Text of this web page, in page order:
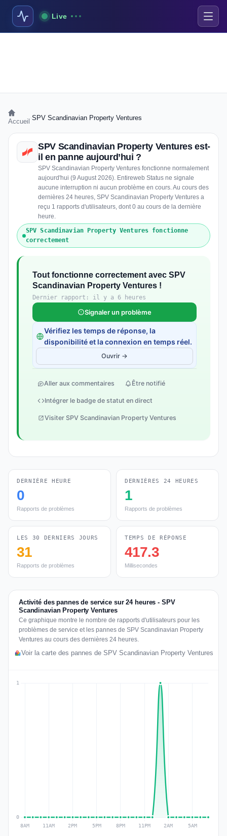
Live
Accueil SPV Scandinavian Property Ventures
SPV Scandinavian Property Ventures est-
il en panne aujourd’hui ?
SPV Scandinavian Property Ventures fonctionne normalement
aujourd'hui (9 August 2026). Entireweb Status ne signale
aucune interruption ni aucun problème en cours. Au cours des
dernières 24 heures, SPV Scandinavian Property Ventures a
reçu 1 rapports d'utilisateurs, dont 0 au cours de la dernière
heure.
SPV Scandinavian Property Ventures fonctionne
correctement
Tout fonctionne correctement avec SPV
Scandinavian Property Ventures !
Dernier rapport: il y a 6 heures
Signaler un problème
Vérifiez les temps de réponse, la
disponibilité et la connexion en temps réel.
Ouvrir →
Aller aux commentaires Être notifié
Intégrer le badge de statut en direct
Visiter SPV Scandinavian Property Ventures
DERNIÈRE HEURE
0
Rapports de problèmes
DERNIÈRES 24 HEURES
1
Rapports de problèmes
LES 30 DERNIERS JOURS
31
Rapports de problèmes
TEMPS DE RÉPONSE
417.3
Millisecondes
Activité des pannes de service sur 24 heures - SPV
Scandinavian Property Ventures
Ce graphique montre le nombre de rapports d'utilisateurs pour les
problèmes de service et les pannes de SPV Scandinavian Property
Ventures au cours des dernières 24 heures.
Voir la carte des pannes de SPV Scandinavian Property Ventures